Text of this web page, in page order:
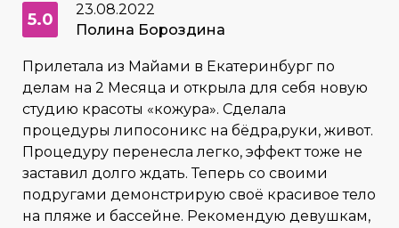
5.0
23.08.2022
Полина Бороздина
Прилетала из Майами в Екатеринбург по
делам на 2 Месяца и открыла для себя новую
студию красоты «кожура». Сделала
процедуры липосоникс на бёдра,руки, живот.
Процедуру перенесла легко, эффект тоже не
заставил долго ждать. Теперь со своими
подругами демонстрирую своё красивое тело
на пляже и бассейне. Рекомендую девушкам,